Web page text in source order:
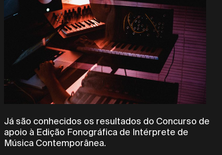
Já são conhecidos os resultados do Concurso de
apoio à Edição Fonográfica de Intérprete de
Música Contemporânea.